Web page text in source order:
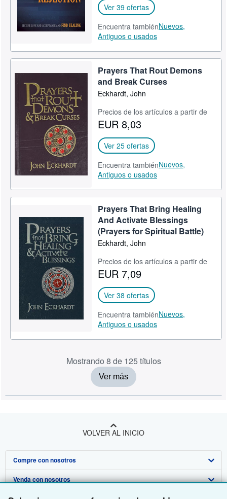
Ver 39 ofertas
Encuentra tambiénNuevos,
Antiguos o usados
Prayers That Rout Demons
and Break Curses
Eckhardt, John
Precios de los artículos a partir de
EUR 8,03
Ver 25 ofertas
Encuentra tambiénNuevos,
Antiguos o usados
Prayers That Bring Healing
And Activate Blessings
(Prayers for Spiritual Battle)
Eckhardt, John
Precios de los artículos a partir de
EUR 7,09
Ver 38 ofertas
Encuentra tambiénNuevos,
Antiguos o usados
Mostrando 8 de 125 títulos
Ver más
VOLVER AL INICIO
Compre con nosotros
Búsqueda avanzada
Venda con nosotros